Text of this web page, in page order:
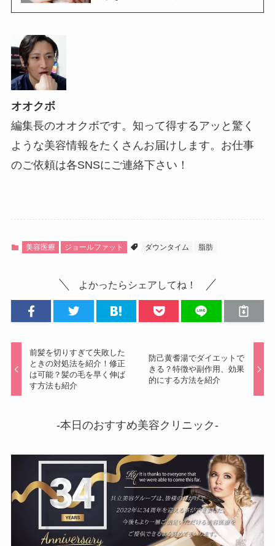
オオクボ
編集長のオオクボです。知って得するアッと驚く
ような美容情報をたくさんお届けします。お仕事
のご依頼は各SNSにご連絡下さい！
美容医療 ジョールファット ダウンタイム 脂肪
よかったらシェアしてね！
前髪を切りすぎて失敗した
ときの対処法を紹介！修正
は可能？髪の毛を早く伸ば
す方法も紹介
防己黄耆湯でダイエットで
きる？特徴や副作用、効果
的にする方法を紹介
-本日のおすすめ美容クリニック-